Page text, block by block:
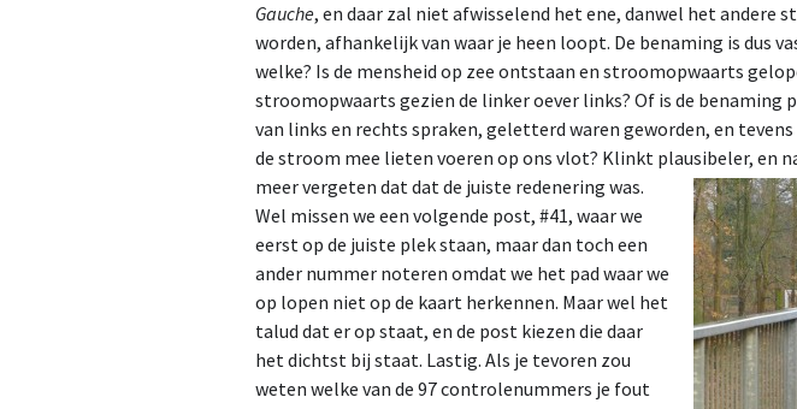
Gauche, en daar zal niet afwisselend het ene, danwel het andere
worden, afhankelijk van waar je heen loopt. De benaming is dus
welke? Is de mensheid op zee ontstaan en stroomopwaarts
stroomopwaarts gezien de linker oever links? Of is de benaming
van links en rechts spraken, geletterd waren geworden, en
de stroom mee lieten voeren op ons vlot? Klinkt plausibeler, en
meer vergeten dat dat de juiste redenering was.
Wel missen we een volgende post, #41, waar we
eerst op de juiste plek staan, maar dan toch een
ander nummer noteren omdat we het pad waar we
op lopen niet op de kaart herkennen. Maar wel het
talud dat er op staat, en de post kiezen die daar
het dichtst bij staat. Lastig. Als je tevoren zou
weten welke van de 97 controlenummers je fout